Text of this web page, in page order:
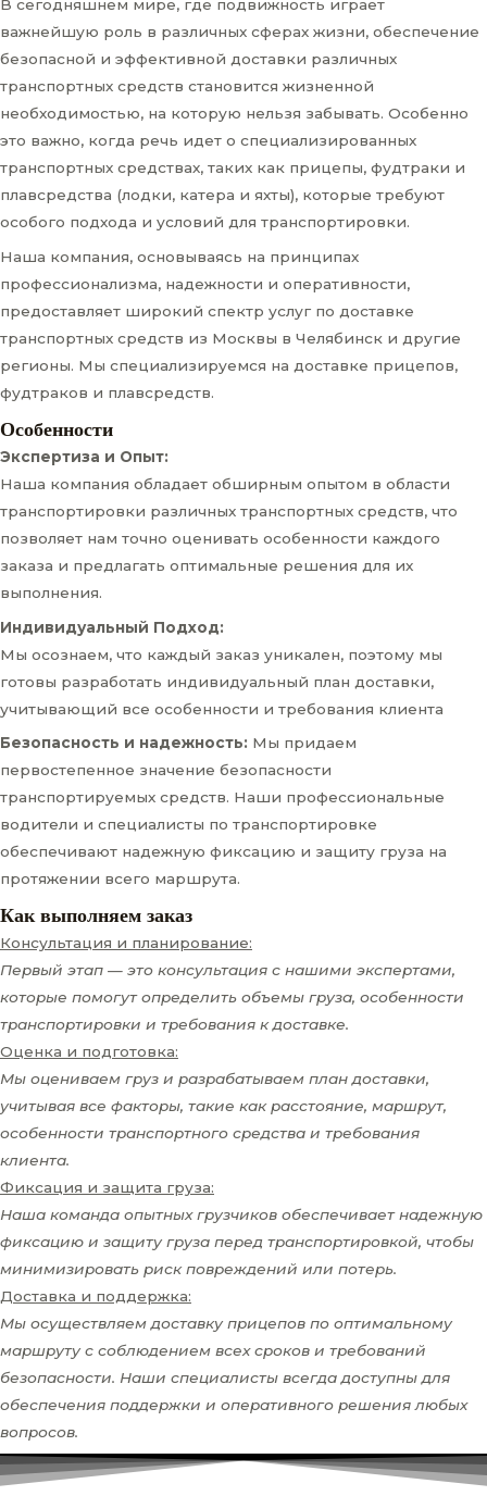
В сегодняшнем мире, где подвижность играет
важнейшую роль в различных сферах жизни, обеспечение
безопасной и эффективной доставки различных
транспортных средств становится жизненной
необходимостью, на которую нельзя забывать. Особенно
это важно, когда речь идет о специализированных
транспортных средствах, таких как прицепы, фудтраки и
плавсредства (лодки, катера и яхты), которые требуют
особого подхода и условий для транспортировки.
Наша компания, основываясь на принципах
профессионализма, надежности и оперативности,
предоставляет широкий спектр услуг по доставке
транспортных средств из Москвы в Челябинск и другие
регионы. Мы специализируемся на доставке прицепов,
фудтраков и плавсредств.
Особенности
Экспертиза и Опыт:
Наша компания обладает обширным опытом в области
транспортировки различных транспортных средств, что
позволяет нам точно оценивать особенности каждого
заказа и предлагать оптимальные решения для их
выполнения.
Индивидуальный Подход:
Мы осознаем, что каждый заказ уникален, поэтому мы
готовы разработать индивидуальный план доставки,
учитывающий все особенности и требования клиента
Безопасность и надежность: Мы придаем
первостепенное значение безопасности
транспортируемых средств. Наши профессиональные
водители и специалисты по транспортировке
обеспечивают надежную фиксацию и защиту груза на
протяжении всего маршрута.
Как выполняем заказ
Консультация и планирование:
Первый этап — это консультация с нашими экспертами,
которые помогут определить объемы груза, особенности
транспортировки и требования к доставке.
Оценка и подготовка:
Мы оцениваем груз и разрабатываем план доставки,
учитывая все факторы, такие как расстояние, маршрут,
особенности транспортного средства и требования
клиента.
Фиксация и защита груза:
Наша команда опытных грузчиков обеспечивает надежную
фиксацию и защиту груза перед транспортировкой, чтобы
минимизировать риск повреждений или потерь.
Доставка и поддержка:
Мы осуществляем доставку прицепов по оптимальному
маршруту с соблюдением всех сроков и требований
безопасности. Наши специалисты всегда доступны для
обеспечения поддержки и оперативного решения любых
вопросов.